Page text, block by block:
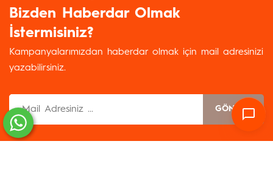
Bizden Haberdar Olmak
İstermisiniz?
Kampanyalarımızdan haberdar olmak için mail adresinizi
yazabilirsiniz.
GÖNDER